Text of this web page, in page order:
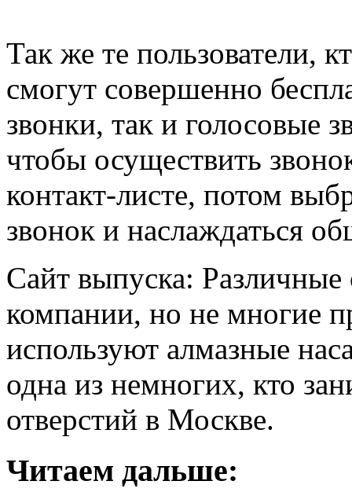
Так же те пользователи,
смогут совершенно
звонки, так и голосовые
чтобы осуществить
контакт-листе, потом
звонок и наслаждаться
Сайт выпуска: Различные
компании, но не многие
используют алмазные
одна из немногих, кто
отверстий в Москве.
Читаем дальше: